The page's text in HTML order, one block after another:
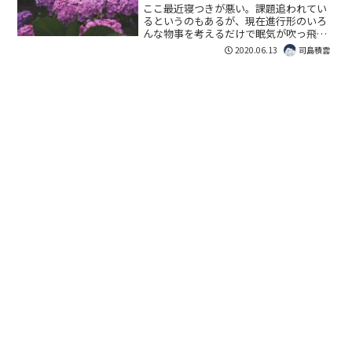
ここ最近寝つきが悪い。課題追われてい
るというのもあるが、現在進行形のいろ
んな物事を考えるだけで眠気が吹っ飛ん
でしまうのが原因かもしれない。そして
ついに今日、何のこともなく完徹してし
2020.06.13 司島積雲